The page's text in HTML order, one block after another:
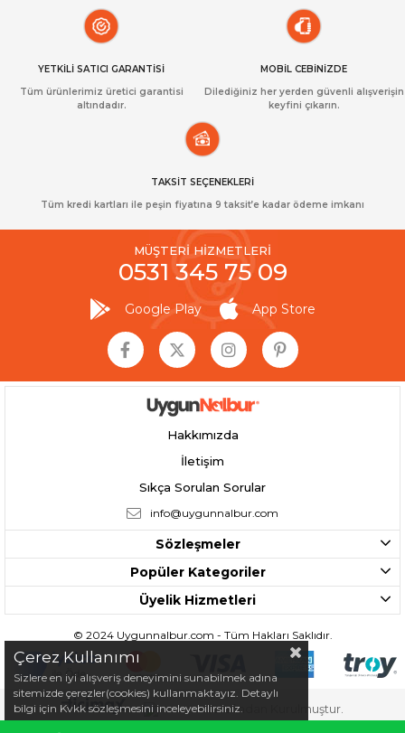
YETKİLİ SATICI GARANTİSİ
Tüm ürünlerimiz üretici garantisi
altındadır.
MOBİL CEBİNİZDE
Dilediğiniz her yerden güvenli alışverişin
keyfini çıkarın.
TAKSİT SEÇENEKLERİ
Tüm kredi kartları ile peşin fiyatına 9 taksit’e kadar ödeme imkanı
MÜŞTERİ HİZMETLERİ
0531 345 75 09
Google Play App Store
Hakkımızda
İletişim
Sıkça Sorulan Sorular
info@uygunnalbur.com
Sözleşmeler
Popüler Kategoriler
Üyelik Hizmetleri
© 2024 Uygunnalbur.com - Tüm Hakları Saklıdır.
Tarafından Kurulmuştur.
Çerez Kullanımı
Sizlere en iyi alışveriş deneyimini sunabilmek adına
sitemizde çerezler(cookies) kullanmaktayız. Detaylı
bilgi için Kvkk sözleşmesini inceleyebilirsiniz.